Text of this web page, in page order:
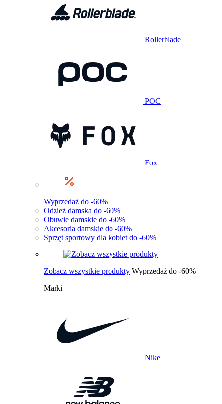
Rollerblade
POC
Fox
Wyprzedaż do -60%
Odzież damska do -60%
Obuwie damskie do -60%
Akcesoria damskie do -60%
Sprzęt sportowy dla kobiet do -60%
Zobacz wszystkie produkty Wyprzedaż do -60%
Marki
Nike